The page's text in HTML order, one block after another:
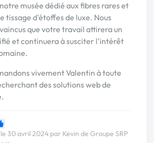
musée dédié aux fibres rares et
tissage d'étoffes de luxe. Nous
que votre travail attirera un
et continuera à susciter l'intérêt
vivement Valentin à toute
des solutions web de
30 avril 2024 par Kevin de Groupe SRP